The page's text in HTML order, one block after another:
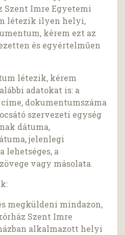
Szent Imre Egyetemi
létezik ilyen helyi,
kérem ezt az
és egyértelműen
létezik, kérem
adatokat is: a
dokumentumszáma
szervezeti egység
dátuma,
jelenlegi
lehetséges, a
vagy másolata.
megküldeni mindazon,
Szent Imre
alkalmazott helyi